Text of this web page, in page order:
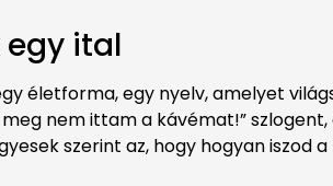
egy ital
életforma, egy nyelv, amelyet
nem ittam a kávémat!”
szerint az, hogy hogyan